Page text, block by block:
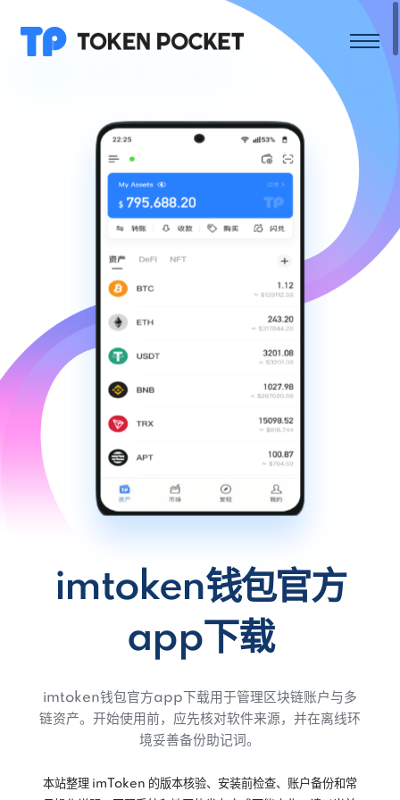
imtoken钱包官方
app下载
imtoken钱包官方app下载用于管理区块链账户与多
链资产。开始使用前，应先核对软件来源，并在离线环
境妥善备份助记词。
本站整理 imToken 的版本核验、安装前检查、账户备份和常